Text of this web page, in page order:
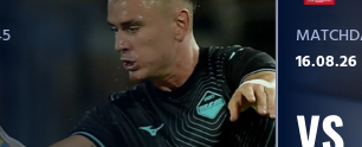
Athora | Fiorentina-
16.08.26
VS